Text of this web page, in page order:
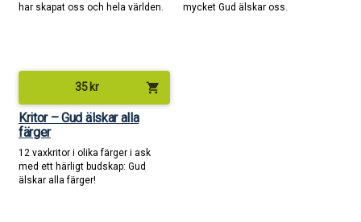
har skapat oss och hela världen.
mycket Gud älskar oss.
35 kr shopping_cart
Kritor – Gud älskar alla
färger
12 vaxkritor i olika färger i ask
med ett härligt budskap: Gud
älskar alla färger!